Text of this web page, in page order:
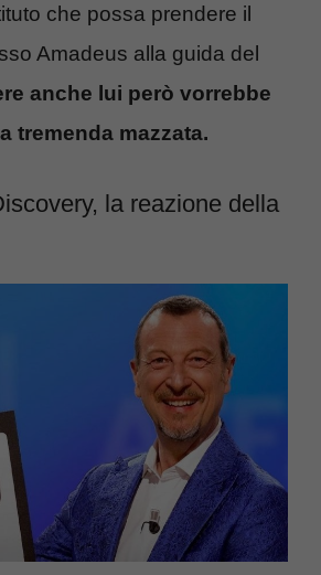
che possa prendere il
Amadeus alla guida del
anche lui però vorrebbe
tremenda mazzata.
la reazione della